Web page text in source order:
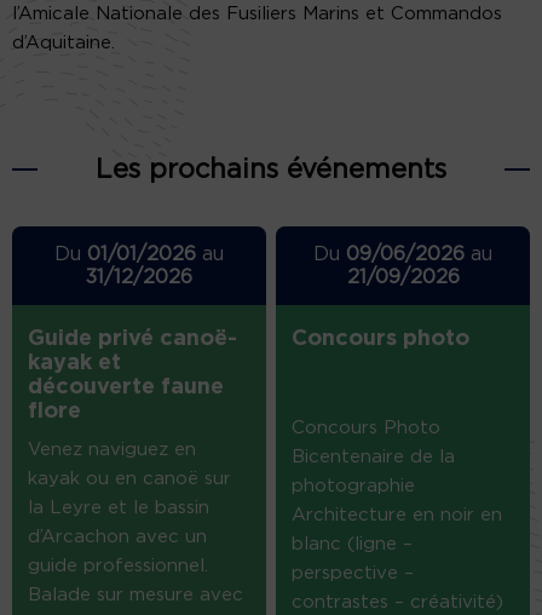
l’Amicale Nationale des Fusiliers Marins et Commandos
d’Aquitaine.
Les prochains événements
Du 01/01/2026au
31/12/2026
Guide privé canoë-
kayak et
découverte faune
flore
Venez naviguez en
kayak ou en canoë sur
la Leyre et le bassin
d’Arcachon avec un
guide professionnel.
Balade sur mesure avec
Du 09/06/2026 au
21/09/2026
Concours photo
Concours Photo
Bicentenaire de la
photographie
Architecture en noir en
blanc (ligne –
perspective –
contrastes – créativité)